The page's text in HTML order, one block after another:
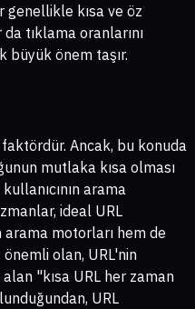
genellikle kısa ve öz
tıklama oranlarını
büyük önem taşır.
Ancak, bu konuda
mutlaka kısa olması
arama
ideal URL
motorları hem de
olan, URL'nin
"kısa URL her zaman
URL